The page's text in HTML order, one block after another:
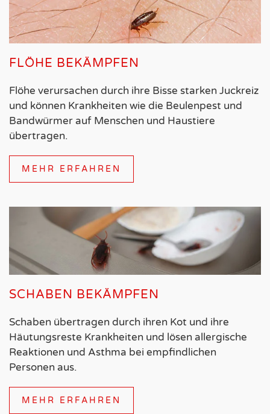
FLÖHE BEKÄMPFEN
Flöhe verursachen durch ihre Bisse starken Juckreiz
und können Krankheiten wie die Beulenpest und
Bandwürmer auf Menschen und Haustiere
übertragen.
MEHR ERFAHREN
SCHABEN BEKÄMPFEN
Schaben übertragen durch ihren Kot und ihre
Häutungsreste Krankheiten und lösen allergische
Reaktionen und Asthma bei empfindlichen
Personen aus.
MEHR ERFAHREN